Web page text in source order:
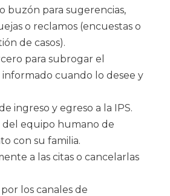
buzón para sugerencias,
o reclamos (encuestas o
de casos).
para subrogar el
cuando lo desee y
ingreso y egreso a la IPS.
del equipo humano de
con su familia.
a las citas o cancelarlas
los canales de